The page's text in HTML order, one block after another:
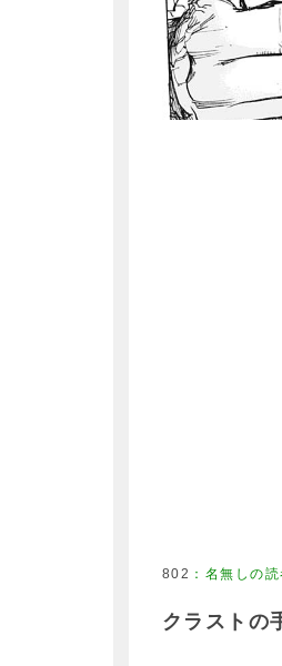
802 ： 名無しの
クラストの